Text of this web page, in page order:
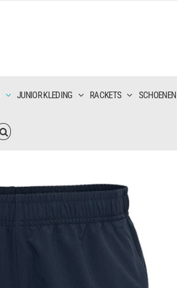
JUNIOR KLEDING RACKETS SCHOENEN